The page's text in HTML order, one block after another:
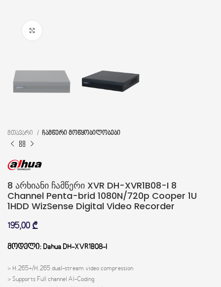
მთავარი ჩამწერი მოწყობილობები
8 არხიანი ჩამწერი XVR DH-XVR1B08-I 8
Channel Penta-brid 1080N/720p Cooper 1U
1HDD WizSense Digital Video Recorder
195,00 ₾
მოდელი: Dahua DH-XVR1B08-I
> H.265+/H.265 dual-stream video compression
> Supports Full channel AI-Coding